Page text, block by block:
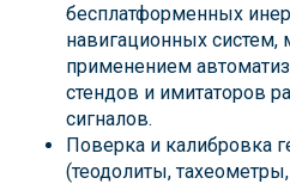
бесплатформенных
навигационных систем,
применением
стендов и имитаторов
сигналов.
Поверка и калибровка
(теодолиты,